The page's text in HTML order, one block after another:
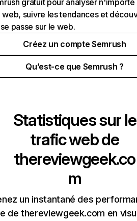
gratuit pour analyser n'importe
web, suivre les tendances et
passe sur le web.
Créez un compte Semrush
Qu’est-ce que Semrush ?
Statistiques sur le
trafic web de
thereviewgeek.co
m
un instantané des
de thereviewgeek.com en